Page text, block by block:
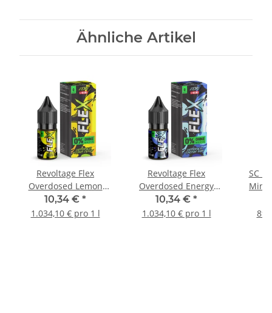
Ähnliche Artikel
Revoltage Flex
Overdosed Lemon
Candy Nicsalt Liquid
10,34 € *
1.034,10 € pro 1 l
Revoltage Flex
Overdosed Energy
Gum Nicsalt Liquid
10,34 € *
1.034,10 € pro 1 l
SC
Mint